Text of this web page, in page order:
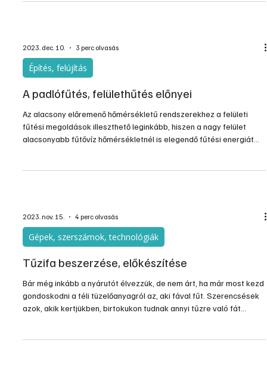
2023. dec. 10. 3 perc olvasás
Építés, felújítás
A padlófűtés, felülethűtés előnyei
Az alacsony előremenő hőmérsékletű rendszerekhez a felületi
fűtési megoldások illeszthető leginkább, hiszen a nagy felület
alacsonyabb fűtővíz hőmérsékletnél is elegendő fűtési energiát
2023. nov. 15. 4 perc olvasás
Gépek, szerszámok, technológiák
Tűzifa beszerzése, előkészítése
Bár még inkább a nyárutót élvezzük, de nem árt, ha már most kezd
gondoskodni a téli tüzelőanyagról az, aki fával fűt. Szerencsések
azok, akik kertjükben, birtokukon tudnak annyi tűzre való fát